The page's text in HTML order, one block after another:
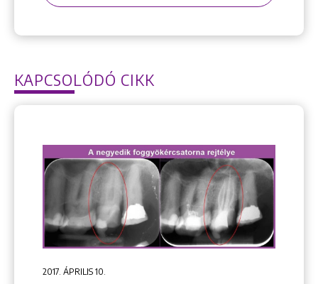
KAPCSOLÓDÓ CIKK
2017. ÁPRILIS 10.